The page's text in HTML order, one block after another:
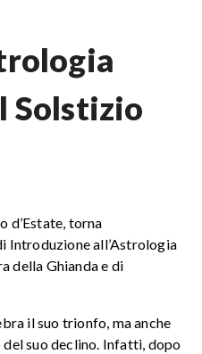
Solstizio
d’Estate, torna
Introduzione all’Astrologia
della Ghianda e di
il suo trionfo, ma anche
del suo declino. Infatti, dopo